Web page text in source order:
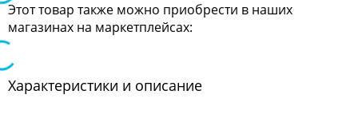
Этот товар также можно приобрести в наших
магазинах на маркетплейсах:
Характеристики и описание